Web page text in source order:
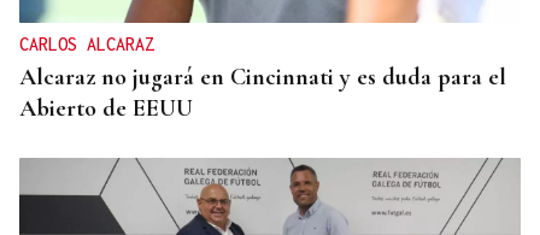
CARLOS ALCARAZ
Alcaraz no jugará en Cincinnati y es duda para el
Abierto de EEUU